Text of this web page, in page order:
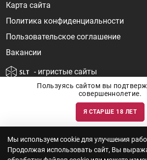
Карта сайта
Политика конфиденциальности
Пользовательское соглашение
Вакансии
- игристые сайты
Информация о ценах и наличии товаров носит
характер и может быть не точной. Цены на
актуальности наличия товаров и цен вы так же
телефону+7 (812) 715 06-66с 11-22 ежедневно.
ООО "Винум" ИНН 7814473915, Лицензия на
Пользуясь сайтом вы
совершеннолетие.
Я СТАРШЕ 18 ЛЕТ
Мы используем cookie для улучшения
Продолжая использовать сайт, Вы